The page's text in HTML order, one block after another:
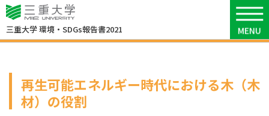
三重大学環境・SDGs報告書2021
6 環境研究
再生可能エネルギー時代における木（木
材）の役割